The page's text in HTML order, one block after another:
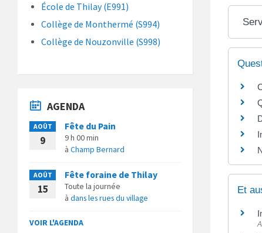
Et
École de Thilay (E991)
Collège de Monthermé (S994)
Collège de Nouzonville (S998)
AGENDA
AOÛT
9
Fête du Pain
9 h 00 min
à Champ Bernard
AOÛT
15
Fête foraine de Thilay
Toute la journée
à dans les rues du village
VOIR L'AGENDA